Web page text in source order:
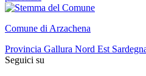
Comune di Arzachena
Provincia Gallura Nord Est
Seguici su